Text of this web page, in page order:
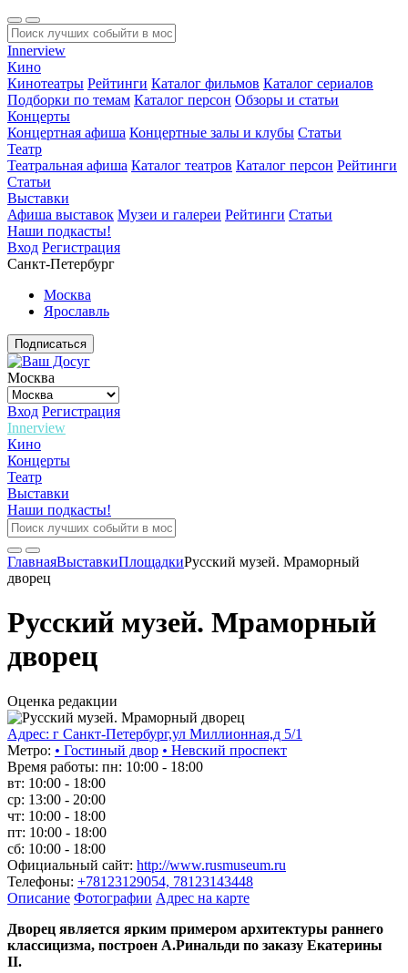
Innerview
Кино
Кинотеатры Рейтинги Каталог фильмов Каталог сериалов
Подборки по темам Каталог персон Обзоры и статьи
Концерты
Концертная афиша Концертные залы и клубы Статьи
Театр
Театральная афиша Каталог театров Каталог персон Рейтинги
Статьи
Выставки
Афиша выставок Музеи и галереи Рейтинги Статьи
Наши подкасты!
Вход Регистрация
Санкт-Петербург
Москва
Ярославль
Подписаться
Москва
Вход Регистрация
Innerview
Кино
Концерты
Театр
Выставки
Наши подкасты!
ГлавнаяВыставкиПлощадкиРусский музей. Мраморный
дворец
Русский музей. Мраморный
дворец
Оценка редакции
Адрес: г Санкт-Петербург,ул Миллионная,д 5/1
Метро: • Гостиный двор • Невский проспект
Время работы: пн: 10:00 - 18:00
вт: 10:00 - 18:00
ср: 13:00 - 20:00
чт: 10:00 - 18:00
пт: 10:00 - 18:00
сб: 10:00 - 18:00
Официальный сайт: http://www.rusmuseum.ru
Телефоны: +78123129054, 78123143448
Описание Фотографии Адрес на карте
Дворец является ярким примером архитектуры раннего
классицизма, построен А.Ринальди по заказу Екатерины
II.